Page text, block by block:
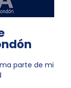
parte de mi